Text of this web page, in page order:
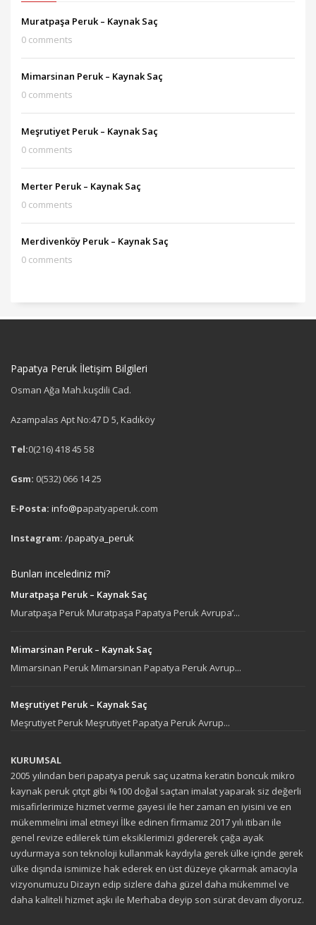
Muratpaşa Peruk – Kaynak Saç
0 comments
Mimarsinan Peruk – Kaynak Saç
0 comments
Meşrutiyet Peruk – Kaynak Saç
0 comments
Merter Peruk – Kaynak Saç
0 comments
Merdivenköy Peruk – Kaynak Saç
0 comments
Papatya Peruk İletişim Bilgileri
Osman Ağa Mah.kuşdili Cad.
Azampalas Apt No:47 D 5, Kadıköy
Tel:0(216) 418 45 58
Gsm: 0(532) 066 14 25
E-Posta: info@papatyaperuk.com
Instagram: /papatya_peruk
Bunları incelediniz mi?
Muratpaşa Peruk – Kaynak Saç
Muratpaşa Peruk Muratpaşa Papatya Peruk Avrupa’...
Mimarsinan Peruk – Kaynak Saç
Mimarsinan Peruk Mimarsinan Papatya Peruk Avrup...
Meşrutiyet Peruk – Kaynak Saç
Meşrutiyet Peruk Meşrutiyet Papatya Peruk Avrup...
KURUMSAL
2005 yılından beri papatya peruk saç uzatma keratin boncuk mikro
kaynak peruk çıtçıt gibi %100 doğal saçtan imalat yaparak siz değerli
misafirlerimize hizmet verme gayesi ile her zaman en iyisini ve en
mükemmelini imal etmeyi İlke edinen firmamız 2017 yılı itibarı ile
genel revize edilerek tüm eksiklerimizi gidererek çağa ayak
uydurmaya son teknoloji kullanmak kaydıyla gerek ülke içinde gerek
ülke dışında ismimize hak ederek en üst düzeye çıkarmak amacıyla
vizyonumuzu Dizayn edip sizlere daha güzel daha mükemmel ve
daha kaliteli hizmet aşkı ile Merhaba deyip son sürat devam diyoruz.